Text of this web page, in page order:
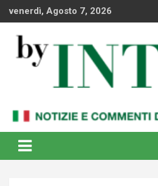
venerdì, Agosto 7, 2026
By Internews
internazionale